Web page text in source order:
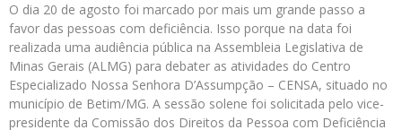
O dia 20 de agosto foi marcado por mais um grande passo a
favor das pessoas com deficiência. Isso porque na data foi
realizada uma audiência pública na Assembleia Legislativa de
Minas Gerais (ALMG) para debater as atividades do Centro
Especializado Nossa Senhora D’Assumpção – CENSA, situado no
município de Betim/MG. A sessão solene foi solicitada pelo vice-
presidente da Comissão dos Direitos da Pessoa com Deficiência